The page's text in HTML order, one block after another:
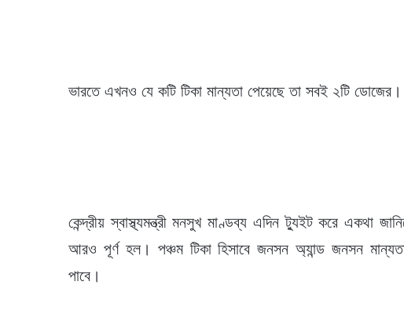
ভারতে এখনও যে কটি টিকা মান্যতা পেয়েছে তা সবই ২টি
কেন্দ্রীয় স্বাস্থ্যমন্ত্রী মনসুখ মাণ্ডব্য এদিন ট্যুইট করে একথা
আরও পূর্ণ হল। পঞ্চম টিকা হিসাবে জনসন অ্যান্ড জনসন
পাবে।